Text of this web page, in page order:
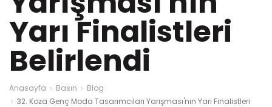
Yarı Finalistleri
Belirlendi
Anasayfa Basın
Blog
32. Koza Genç Moda Tasarımcıları Yarışması'nın Yarı Finalistleri